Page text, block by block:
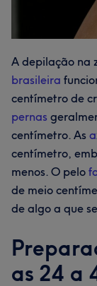
A depilação na
brasileira
centímetro de
pernas
centímetro. As
centímetro,
menos. O pelo
de meio
de algo a que
as 24 a